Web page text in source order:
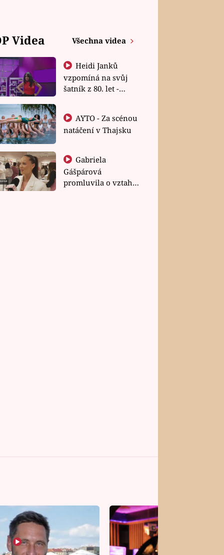
Videa Všechna videa
Heidi Janků
vzpomíná na svůj
šatník z 80. let -
natáčení v Thajsku
Gabriela
Gášpárová
promluvila o vztahu
pro vás
Vojta Dyk dřel kvůli
roli mezi zápasníky.